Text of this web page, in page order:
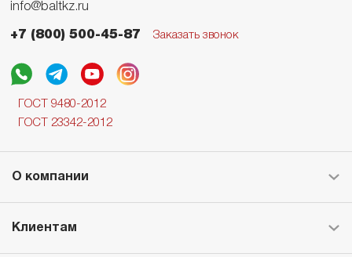
info@baltkz.ru
+7 (800) 500-45-87 Заказать звонок
ГОСТ 9480-2012
ГОСТ 23342-2012
О компании
Клиентам